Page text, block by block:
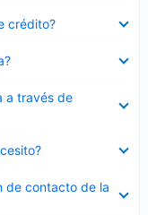
crédito?
a través de
de contacto de la